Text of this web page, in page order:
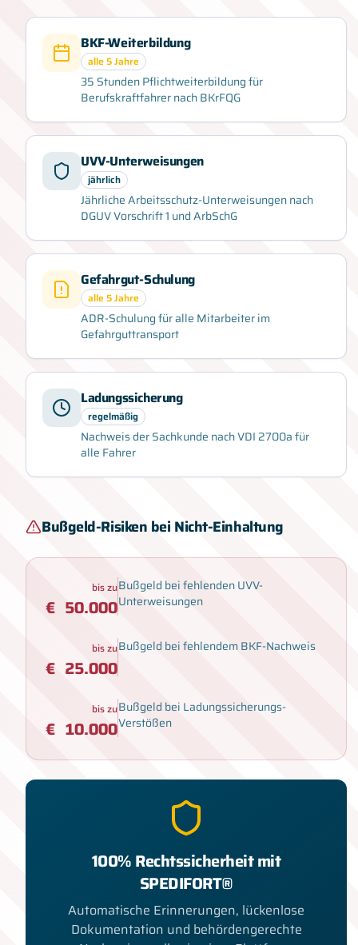
BKF-Weiterbildung
alle 5 Jahre
35 Stunden Pflichtweiterbildung für
Berufskraftfahrer nach BKrFQG
UVV-Unterweisungen
jährlich
Jährliche Arbeitsschutz-Unterweisungen nach
DGUV Vorschrift 1 und ArbSchG
Gefahrgut-Schulung
alle 5 Jahre
ADR-Schulung für alle Mitarbeiter im
Gefahrguttransport
Ladungssicherung
regelmäßig
Nachweis der Sachkunde nach VDI 2700a für
alle Fahrer
Bußgeld-Risiken bei Nicht-Einhaltung
bis zu
€ 50.000
Bußgeld bei fehlenden UVV-
Unterweisungen
bis zu
€ 25.000
Bußgeld bei fehlendem BKF-Nachweis
bis zu
€ 10.000
Bußgeld bei Ladungssicherungs-
Verstößen
100% Rechtssicherheit mit
SPEDIFORT®
Automatische Erinnerungen, lückenlose
Dokumentation und behördengerechte